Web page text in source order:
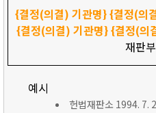
{결정(의결) 기관명}{결정(의
{결정(의결) 기관명}{결정(의
재판
예시
헌법재판소 1994. 7.